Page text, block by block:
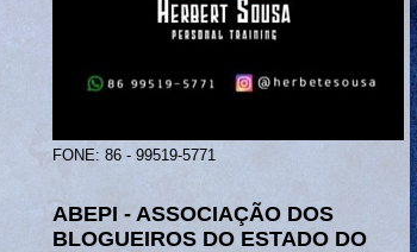
FONE: 86 - 99519-5771
ABEPI - ASSOCIAÇÃO DOS
BLOGUEIROS DO ESTADO DO